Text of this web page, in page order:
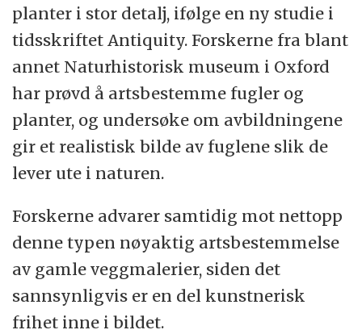
planter i stor detalj, ifølge en ny studie i
tidsskriftet Antiquity. Forskerne fra blant
annet Naturhistorisk museum i Oxford
har prøvd å artsbestemme fugler og
planter, og undersøke om avbildningene
gir et realistisk bilde av fuglene slik de
lever ute i naturen.
Forskerne advarer samtidig mot nettopp
denne typen nøyaktig artsbestemmelse
av gamle veggmalerier, siden det
sannsynligvis er en del kunstnerisk
frihet inne i bildet.